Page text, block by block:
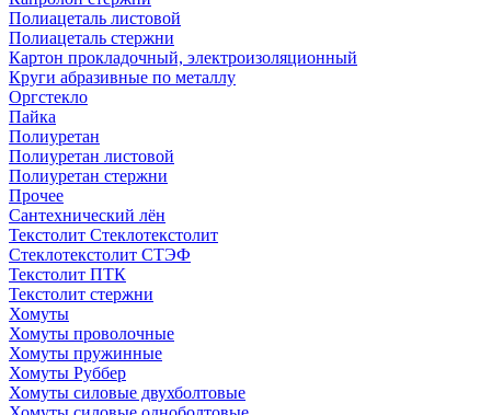
Полиацеталь листовой
Полиацеталь стержни
Картон прокладочный, электроизоляционный
Круги абразивные по металлу
Оргстекло
Пайка
Полиуретан
Полиуретан листовой
Полиуретан стержни
Прочее
Сантехнический лён
Текстолит Стеклотекстолит
Стеклотекстолит СТЭФ
Текстолит ПТК
Текстолит стержни
Хомуты
Хомуты проволочные
Хомуты пружинные
Хомуты Руббер
Хомуты силовые двухболтовые